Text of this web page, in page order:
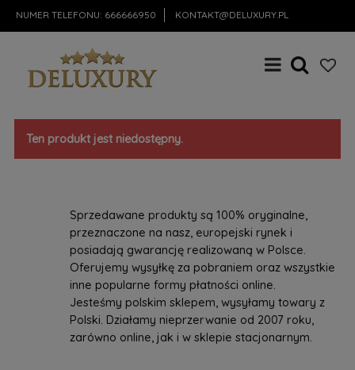
NUMER TELEFONU: 666666950 KONTAKT@DELUXURY.PL
Ten produkt jest niedostępny.
Sprzedawane produkty są 100% oryginalne,
przeznaczone na nasz, europejski rynek i
posiadają gwarancję realizowaną w Polsce.
Oferujemy wysyłkę za pobraniem oraz wszystkie
inne popularne formy płatności online.
Jesteśmy polskim sklepem, wysyłamy towary z
Polski. Działamy nieprzerwanie od 2007 roku,
zarówno online, jak i w sklepie stacjonarnym.